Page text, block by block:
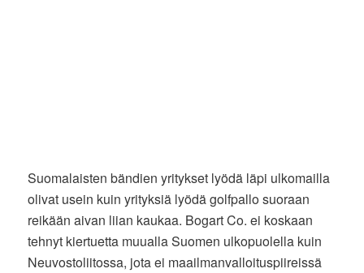
Suomalaisten bändien yritykset lyödä läpi ulkomailla
olivat usein kuin yrityksiä lyödä golfpallo suoraan
reikään aivan liian kaukaa. Bogart Co. ei koskaan
tehnyt kiertuetta muualla Suomen ulkopuolella kuin
Neuvostoliitossa, jota ei maailmanvalloituspiireissä